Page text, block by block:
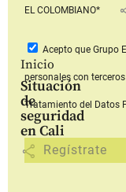
Inicio
Situación
de
seguridad
en Cali
share
EL COLOMBIANO*
Acepto que Grupo
personales con
Tratamiento del Datos